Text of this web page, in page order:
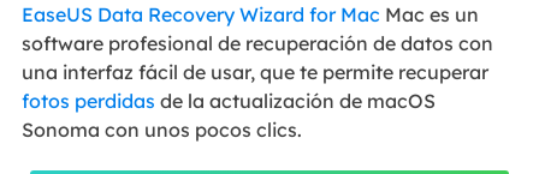
EaseUS Data Recovery Wizard for Mac Mac es un
software profesional de recuperación de datos con
una interfaz fácil de usar, que te permite recuperar
fotos perdidas de la actualización de macOS
Sonoma con unos pocos clics.